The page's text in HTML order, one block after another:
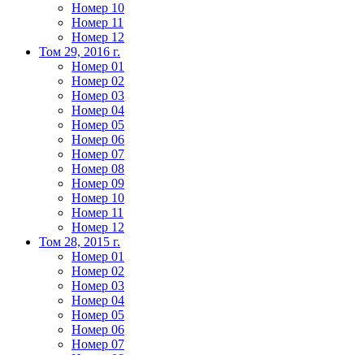
Номер 10
Номер 11
Номер 12
Том 29, 2016 г.
Номер 01
Номер 02
Номер 03
Номер 04
Номер 05
Номер 06
Номер 07
Номер 08
Номер 09
Номер 10
Номер 11
Номер 12
Том 28, 2015 г.
Номер 01
Номер 02
Номер 03
Номер 04
Номер 05
Номер 06
Номер 07